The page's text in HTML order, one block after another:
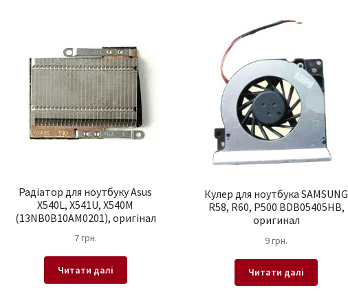
Радіатор для ноутбуку Asus
X540L, X541U, X540M
(13NB0B10AM0201), оригінал
7грн.
Читати далі
Кулер для ноутбука SAMSUNG
R58, R60, P500 BDB05405HB,
оригинал
9грн.
Читати далі